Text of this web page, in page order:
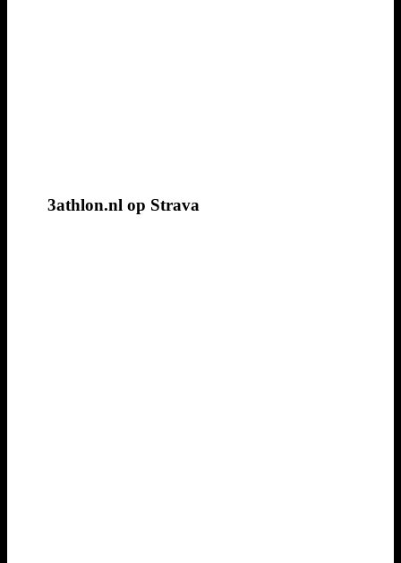
3athlon.nl op Strava